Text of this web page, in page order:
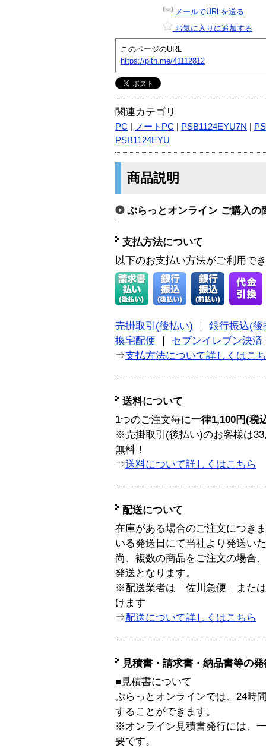
メールでURLを送る
お気に入りに追加する
このページのURL
https://plth.me/41112812
関連カテゴリ
PC ノートPC PSB1124EYU7N
PSB1124EYU
商品説明
ぷらっとオンライン ご購入の
支払方法について
以下のお支払い方法がご利用で
売掛取引(後払い)
銀行振込(後
換宅配便
セブンイレブン決済
⇒支払方法について詳しくはこ
送料について
1つのご注文毎に一律1,100円(税
※売掛取引(後払い)のお客様は
無料！
⇒送料について詳しくはこちら
配送について
在庫がある場合のご注文につき
いる発送日にて当社より発送い
尚、複数の商品をご注文の場合
発送となります。
※配送業者は「佐川急便」また
けます
⇒配送について詳しくはこちら
見積書・請求書・納品書等の
■見積書について
ぷらっとオンラインでは、24時
することができます。
※オンライン見積書発行には、
要です。